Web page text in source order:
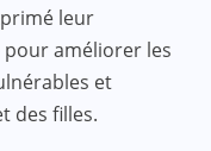
leur
améliorer les
et
des filles.